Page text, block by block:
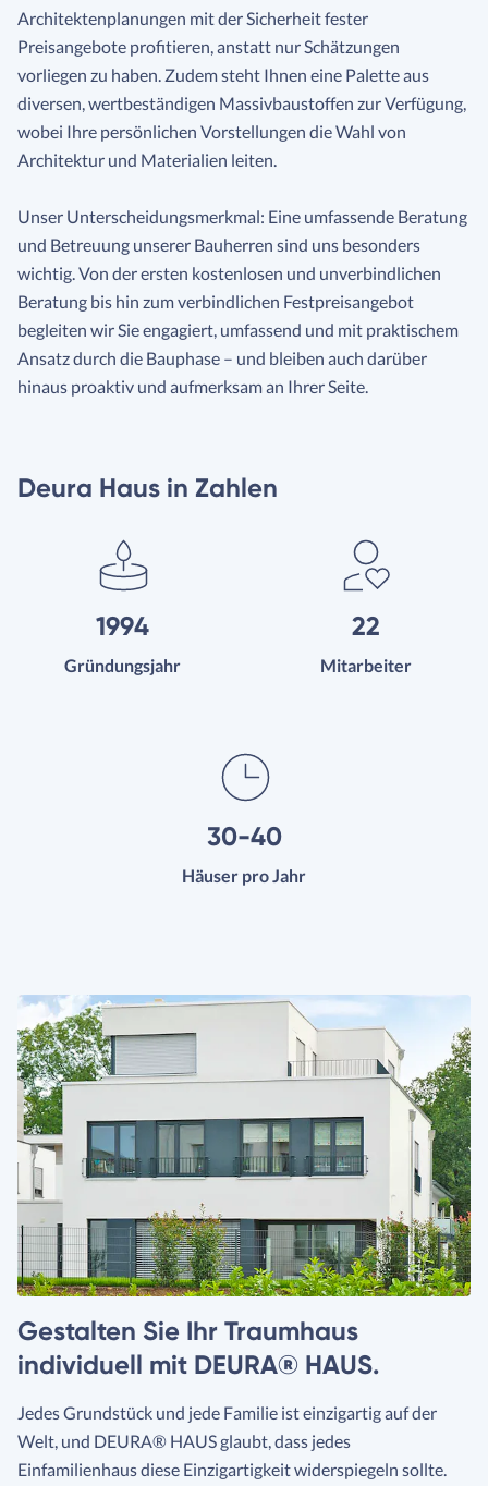
Architektenplanungen mit der Sicherheit fester
Preisangebote profitieren, anstatt nur Schätzungen
vorliegen zu haben. Zudem steht Ihnen eine Palette aus
diversen, wertbeständigen Massivbaustoffen zur Verfügung,
wobei Ihre persönlichen Vorstellungen die Wahl von
Architektur und Materialien leiten.
Unser Unterscheidungsmerkmal: Eine umfassende Beratung
und Betreuung unserer Bauherren sind uns besonders
wichtig. Von der ersten kostenlosen und unverbindlichen
Beratung bis hin zum verbindlichen Festpreisangebot
begleiten wir Sie engagiert, umfassend und mit praktischem
Ansatz durch die Bauphase – und bleiben auch darüber
hinaus proaktiv und aufmerksam an Ihrer Seite.
Deura Haus in Zahlen
1994
Gründungsjahr
22
Mitarbeiter
30-40
Häuser pro Jahr
Gestalten Sie Ihr Traumhaus
individuell mit DEURA® HAUS.
Jedes Grundstück und jede Familie ist einzigartig auf der
Welt, und DEURA® HAUS glaubt, dass jedes
Einfamilienhaus diese Einzigartigkeit widerspiegeln sollte.